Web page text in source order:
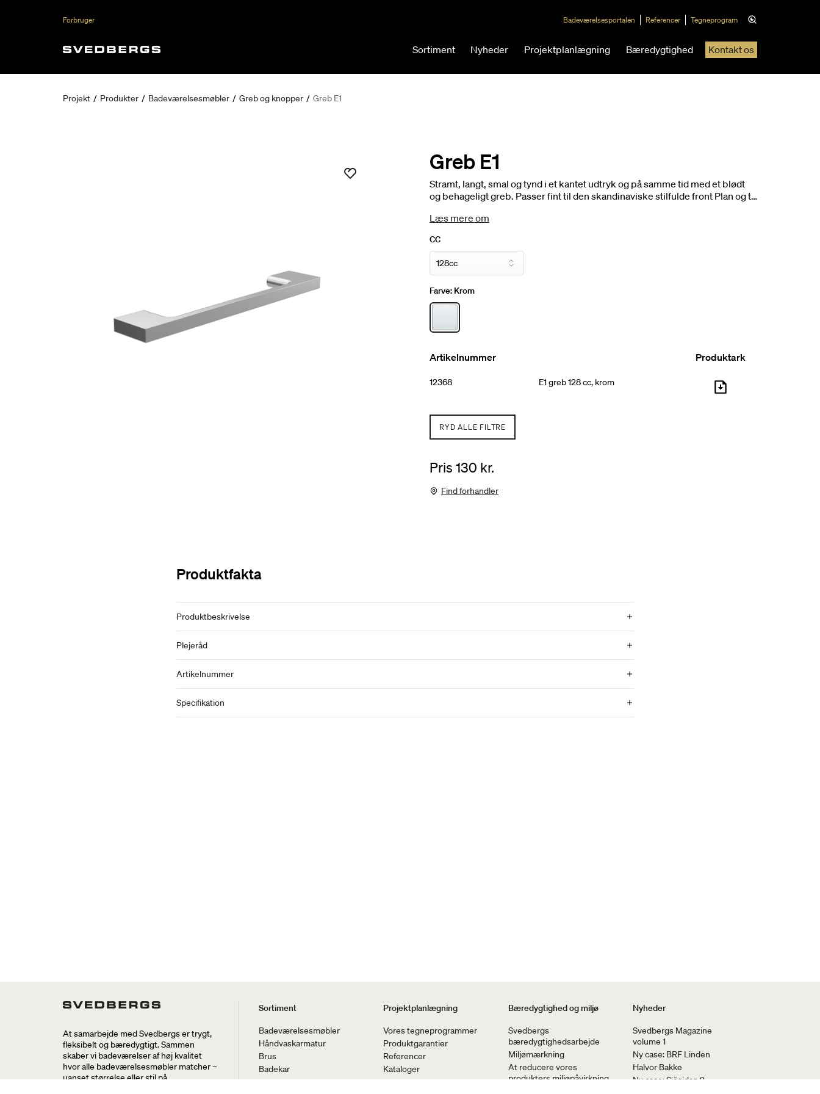
Forbruger Badeværelsesportalen Referencer Tegneprogram
Sortiment Nyheder Projektplanlægning Bæredygtighed Kontakt os
Projekt / Produkter / Badeværelsesmøbler / Greb og knopper / Greb E1
Greb E1
Stramt, langt, smal og tynd i et kantet udtryk og på samme tid med et blødt
og behageligt greb. Passer fint til den skandinaviske stilfulde front Plan og til
Læs mere om
CC
Farve: Krom
Artikelnummer Produktark
12368 E1 greb 128 cc, krom
RYD ALLE FILTRE
Pris 130 kr.
Find forhandler
Produktfakta
Produktbeskrivelse
Plejeråd
Artikelnummer
Specifikation
At samarbejde med Svedbergs er trygt,
fleksibelt og bæredygtigt. Sammen
skaber vi badeværelser af høj kvalitet
hvor alle badeværelsesmøbler matcher –
uanset størrelse eller stil på
Sortiment
Badeværelsesmøbler
Håndvaskarmatur
Brus
Badekar
Bruse- og
Projektplanlægning
Vores tegneprogrammer
Produktgarantier
Referencer
Kataloger
Badeværelsesportalen
Bæredygtighed og miljø
Svedbergs
bæredygtighedsarbejde
Miljømærkning
At reducere vores
produkters miljøpåvirkning
Nyheder
Svedbergs Magazine
volume 1
Ny case: BRF Linden
Halvor Bakke
Ny case: Sjösidan 2